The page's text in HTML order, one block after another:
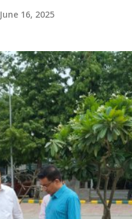
June 16, 2025